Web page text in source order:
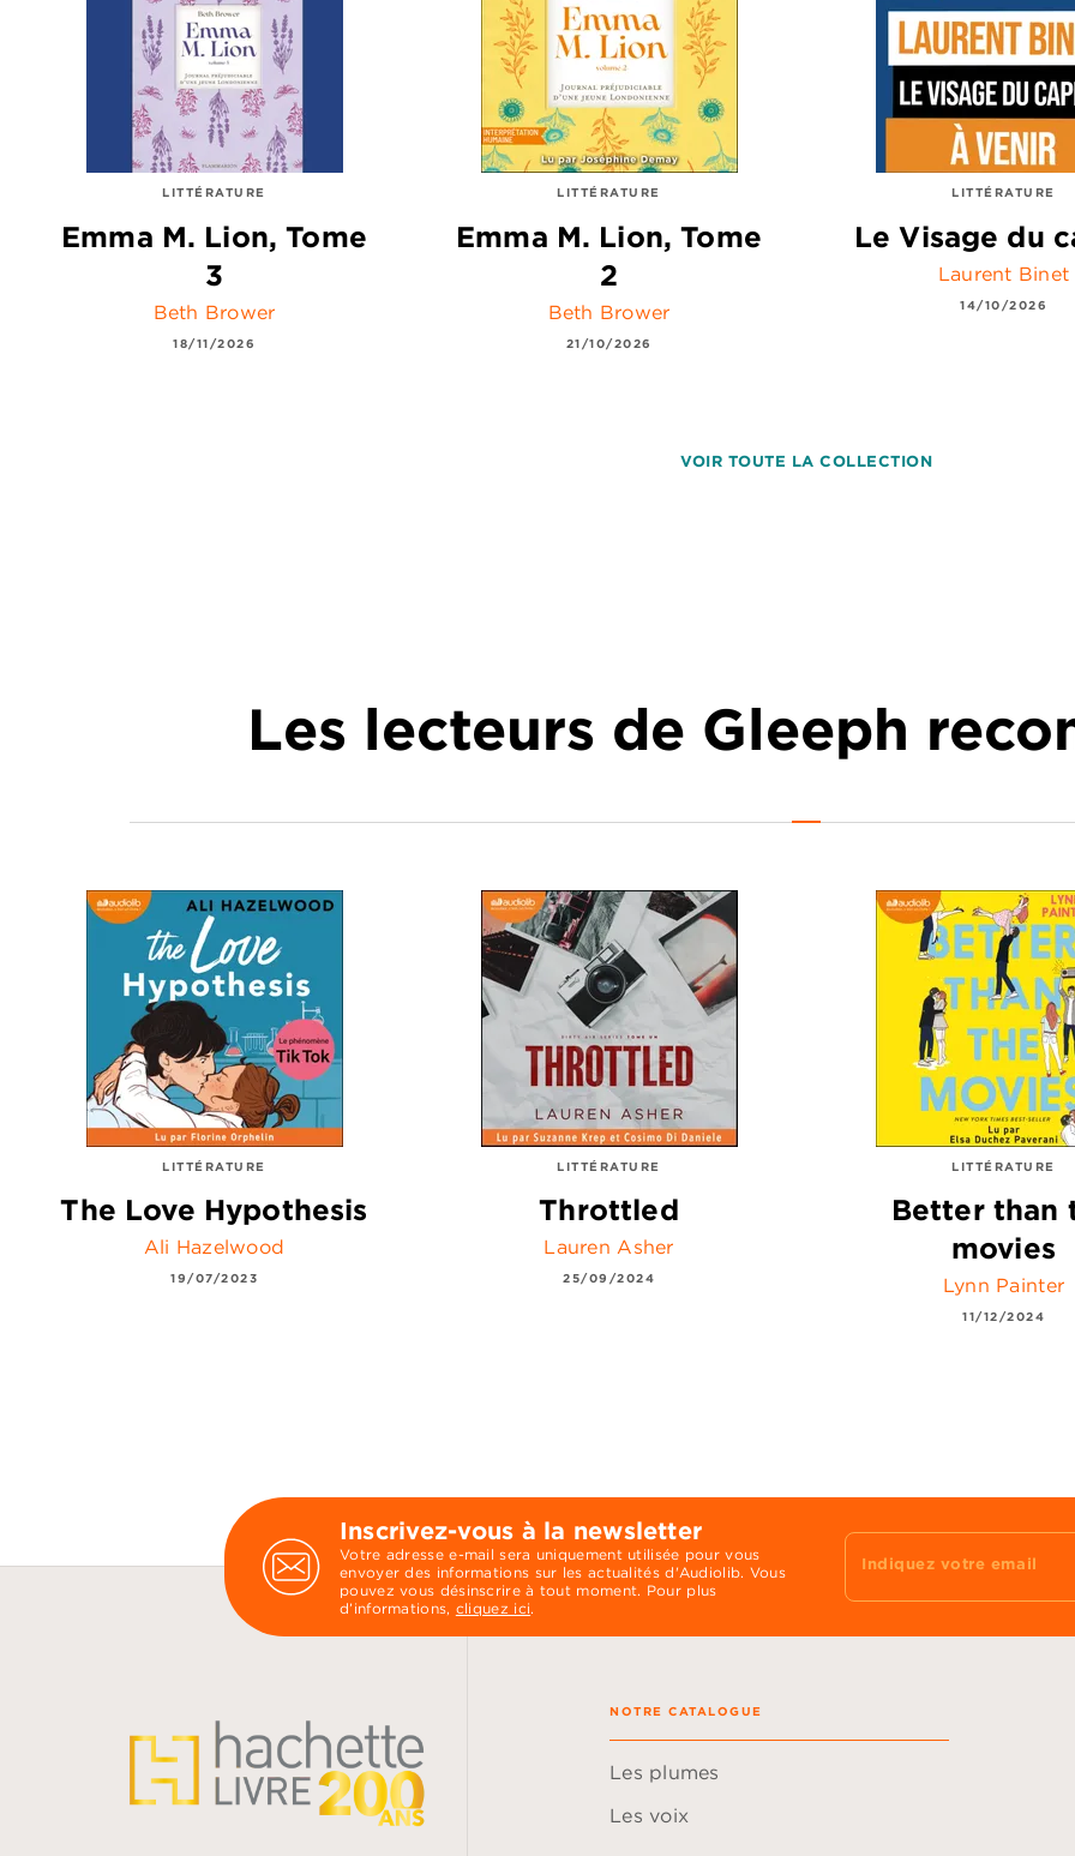
LITTÉRATURE
Emma M. Lion, Tome
3
Beth Brower
18/11/2026
LITTÉRATURE
Emma M. Lion, Tome
2
Beth Brower
21/10/2026
LITTÉRATURE
Le Visage du
Laurent Binet
14/10/2026
VOIR TOUTE LA COLLECTION
Les lecteurs de Gleeph
LITTÉRATURE
The Love Hypothesis
Ali Hazelwood
19/07/2023
LITTÉRATURE
Throttled
Lauren Asher
25/09/2024
LITTÉRATURE
Better than
movies
Lynn Painter
11/12/2024
Inscrivez-vous à la newsletter
Votre adresse e-mail sera uniquement utilisée pour vous
envoyer des informations sur les actualités d'Audiolib. Vous
pouvez vous désinscrire à tout moment. Pour plus
d’informations, cliquez ici.
Indiquez votre email
NOTRE CATALOGUE
Les plumes
Les voix